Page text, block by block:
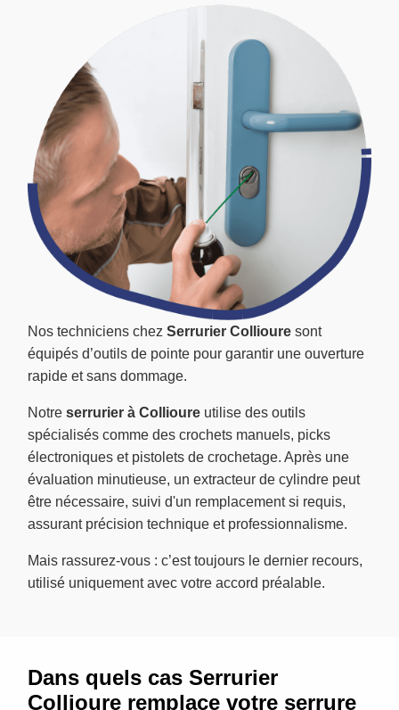
Nos techniciens chez Serrurier Collioure sont
équipés d’outils de pointe pour garantir une ouverture
rapide et sans dommage.
Notre serrurier à Collioure utilise des outils
spécialisés comme des crochets manuels, picks
électroniques et pistolets de crochetage. Après une
évaluation minutieuse, un extracteur de cylindre peut
être nécessaire, suivi d'un remplacement si requis,
assurant précision technique et professionnalisme.
Mais rassurez-vous : c’est toujours le dernier recours,
utilisé uniquement avec votre accord préalable.
Dans quels cas Serrurier
Collioure remplace votre serrure